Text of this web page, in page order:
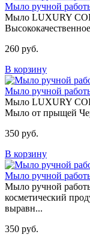
Мыло ручной
Мыло LUXURY
260 руб.
В корзину
Мыло ручной
Мыло LUXURY
Мыло от прыщей
350 руб.
В корзину
Мыло ручной
Мыло ручной
косметический
выравн...
350 руб.